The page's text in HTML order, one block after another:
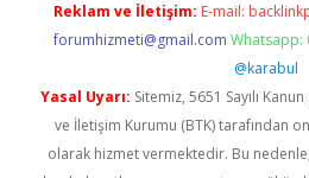
Reklam ve İletişim: E-mail:
forumhizmeti@gmail.com Whatsapp:
@karabul
Yasal Uyarı: Sitemiz, 5651 Sayılı
ve İletişim Kurumu (BTK) tarafından
olarak hizmet vermektedir. Bu